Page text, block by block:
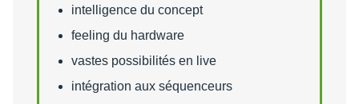
Points forts
intelligence du concept
feeling du hardware
vastes possibilités en live
intégration aux séquenceurs